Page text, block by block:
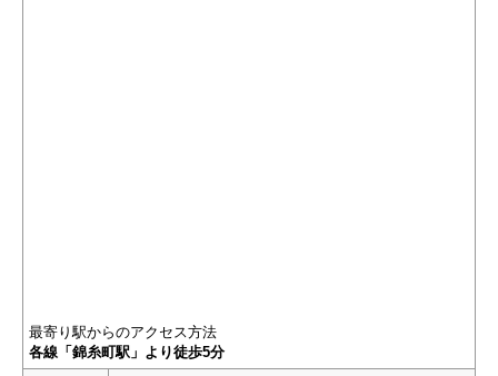
最寄り駅からのアクセス方法
各線「錦糸町駅」より徒歩5分